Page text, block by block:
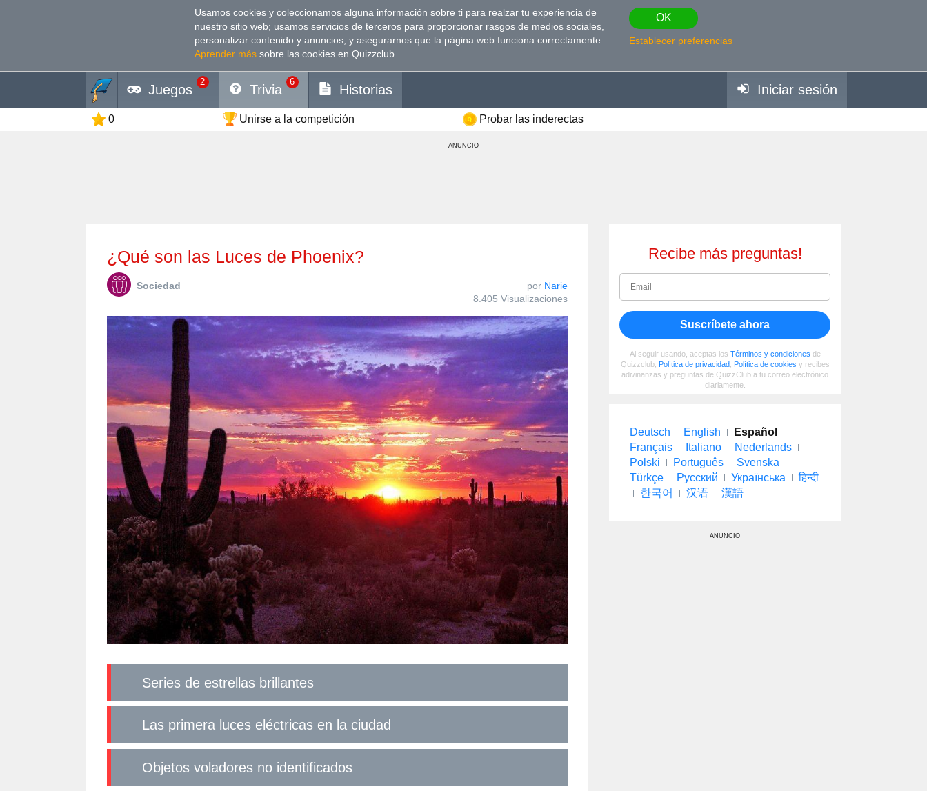
Usamos cookies y coleccionamos alguna información sobre ti para realzar tu experiencia de
nuestro sitio web; usamos servicios de terceros para proporcionar rasgos de medios sociales,
personalizar contenido y anuncios, y asegurarnos que la página web funciona correctamente.
Aprender más sobre las cookies en Quizzclub.
OK
Establecer preferencias
Juegos
2
Trivia
6
Historias Iniciar sesión
0 Unirse a la competición Probar las inderectas
ANUNCIO
¿Qué son las Luces de Phoenix?
Sociedad por Narie
8.405 Visualizaciones
Series de estrellas brillantes
Las primera luces eléctricas en la ciudad
Objetos voladores no identificados
Recibe más preguntas!
Suscríbete ahora
Al seguir usando, aceptas los Términos y condiciones de
Quizzclub, Política de privacidad, Política de cookies y recibes
adivinanzas y preguntas de QuizzClub a tu correo electrónico
diariamente.
Deutsch English
Español
Français
Italiano
Nederlands
Polski
Português
Svenska
Türkçe
Русский Українська
हिन्दी
한국어
汉语 漢語
ANUNCIO